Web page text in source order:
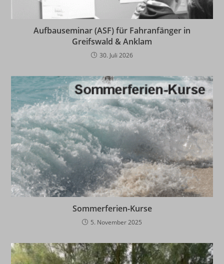
Aufbauseminar (ASF) für Fahranfänger in
Greifswald & Anklam
30. Juli 2026
Sommerferien-Kurse
5. November 2025